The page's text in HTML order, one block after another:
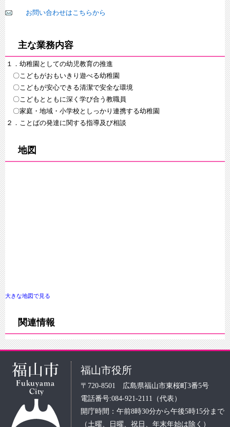
お問い合わせはこちらから
主な業務内容
１．幼稚園としての幼児教育の推進
〇こどもがおもいきり遊べる幼稚園
〇こどもが安心できる清潔で安全な環境
〇こどもとともに深く学び合う教職員
〇家庭・地域・小学校としっかり連携する幼稚園
２．ことばの発達に関する指導及び相談
地図
大きな地図で見る
関連情報
福山市役所
〒720-8501 広島県福山市東桜町3番5号
電話番号:084-921-2111（代表）
開庁時間：午前8時30分から午後5時15分まで
（土曜、日曜、祝日、年末年始は除く）